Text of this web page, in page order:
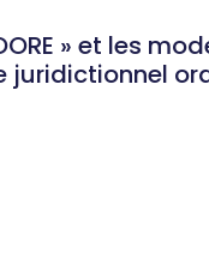
» et les
juridictionnel